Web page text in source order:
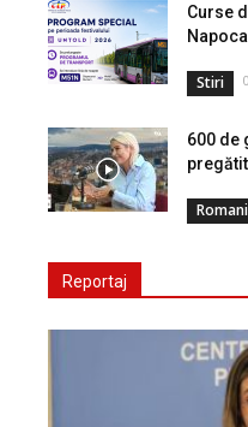
Curse
Stiri
600 de
Reportaj